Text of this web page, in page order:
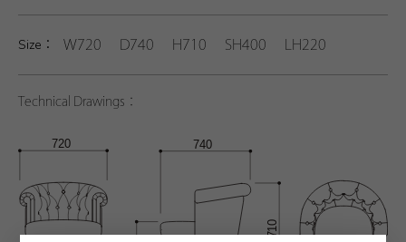
Size： W720 D740 H710 SH400 LH220
Technical Drawings：